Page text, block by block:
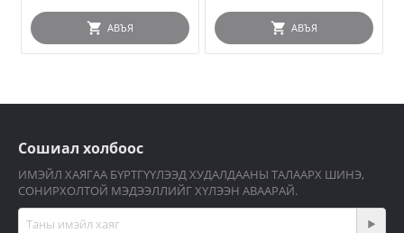
АВЪЯ АВЪЯ
Сошиал холбоос
ИМЭЙЛ ХАЯГАА БҮРТГҮҮЛЭЭД ХУДАЛДААНЫ ТАЛААРХ ШИНЭ,
СОНИРХОЛТОЙ МЭДЭЭЛЛИЙГ ХҮЛЭЭН АВААРАЙ.